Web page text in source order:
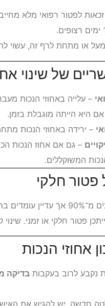
לפטור רפואי מלא
מעל או מתחת לרף זה, עשוי
היא הייתה מוגבלת בזמן.
– ירידה באחוזי הנכות
– גם אם אחוז הנכות
המשוקללים.
פטור חלקי או זמני.
נקבע לרוב בעקבות בדיקה